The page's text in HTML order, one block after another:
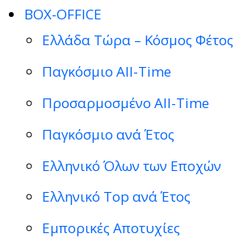
BOX-OFFICE
Ελλάδα Τώρα – Κόσμος Φέτος
Παγκόσμιο All-Time
Προσαρμοσμένο All-Time
Παγκόσμιο ανά Έτος
Ελληνικό Όλων των Εποχών
Ελληνικό Top ανά Έτος
Εμπορικές Αποτυχίες